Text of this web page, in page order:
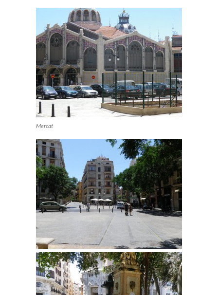
Mercat